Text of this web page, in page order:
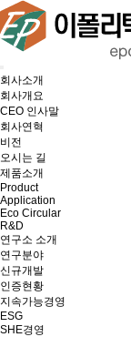
회사소개
회사개요
CEO 인사말
회사연혁
비전
오시는 길
제품소개
Product
Application
Eco Circular
R&D
연구소 소개
연구분야
신규개발
인증현황
지속가능경영
ESG
SHE경영